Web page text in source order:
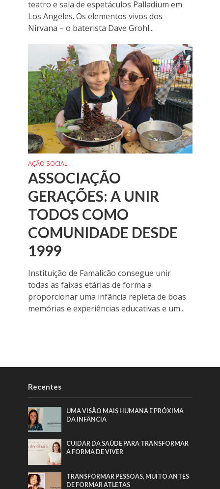
teatro e sala de espetáculos Palladium em
Los Angeles. Os elementos vivos dos
Nirvana – o baterista Dave Grohl...
AÇÃO SOCIAL
ASSOCIAÇÃO
GERAÇÕES: A UNIR
TODOS COMO
COMUNIDADE DESDE
1999
Instituição de Famalicão consegue unir
todas as faixas etárias de forma a
proporcionar uma infância repleta de boas
memórias e experiências educativas e um...
Recentes
UMA VISÃO MAIS HUMANA E PRÓXIMA
DA INFÂNCIA
CUIDAR DA SAÚDE PARA TRANSFORMAR
A FORMA DE VIVER
TRANSFORMAR PESSOAS, MUITO ANTES
DE FORMAR ATLETAS